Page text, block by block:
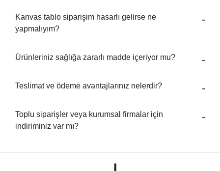
Kanvas tablo siparişim hasarlı gelirse ne
yapmalıyım?
Ürünleriniz sağlığa zararlı madde içeriyor mu?
Teslimat ve ödeme avantajlarınız nelerdir?
Toplu siparişler veya kurumsal firmalar için
indiriminiz var mı?